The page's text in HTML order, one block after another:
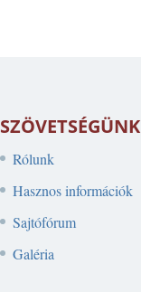
SZÖVETSÉGÜNK
Rólunk
Hasznos információk
Sajtófórum
Galéria